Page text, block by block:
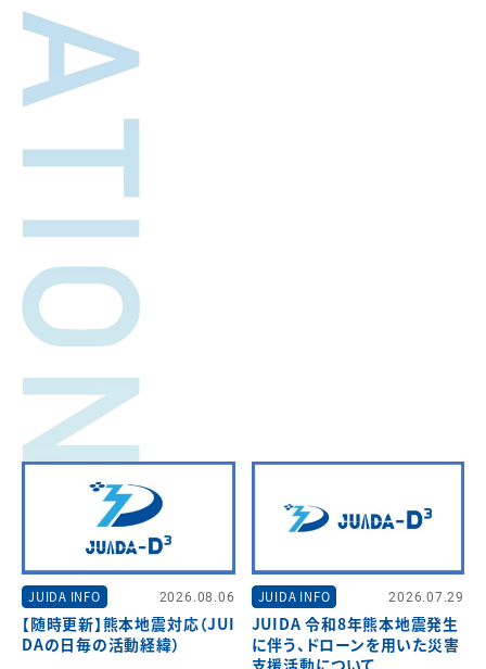
JUIDA INFO 2026.08.06
【随時更新】熊本地震対応（JUI
DAの日毎の活動経緯）
JUIDA INFO 2026.07.29
JUIDA 令和8年熊本地震発生
に伴う、ドローンを用いた災害
支援活動について